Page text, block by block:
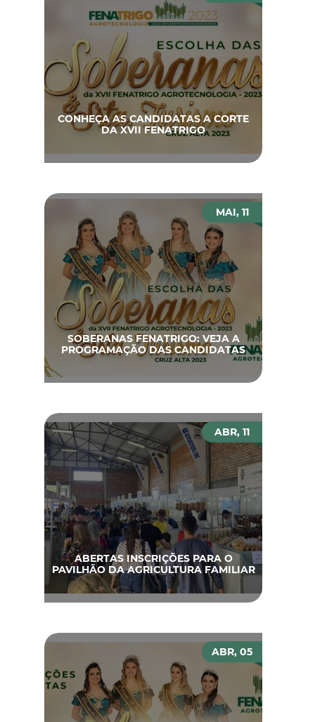
CONHEÇA AS CANDIDATAS A CORTE
DA XVII FENATRIGO
MAI, 11
SOBERANAS FENATRIGO: VEJA A
PROGRAMAÇÃO DAS CANDIDATAS
ABR, 11
ABERTAS INSCRIÇÕES PARA O
PAVILHÃO DA AGRICULTURA FAMILIAR
ABR, 05